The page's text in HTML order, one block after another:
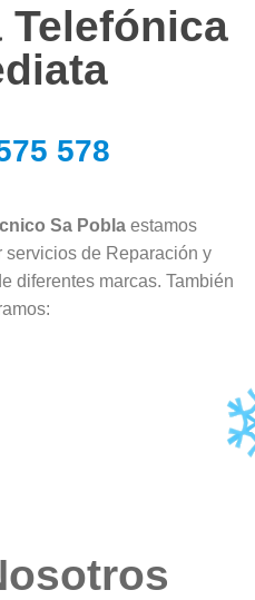
578
Sa Pobla estamos
de Reparación y
diferentes marcas. También